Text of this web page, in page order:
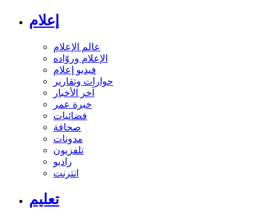
إعلام
عالم الإعلام
الإعلام وروّاده
فيديو إعلام
حوارات وتقارير
آخر الأخبار
خبرة عمر
فضائيات
صحافة
مدونات
تلفزيون
راديو
انترنت
تعليم